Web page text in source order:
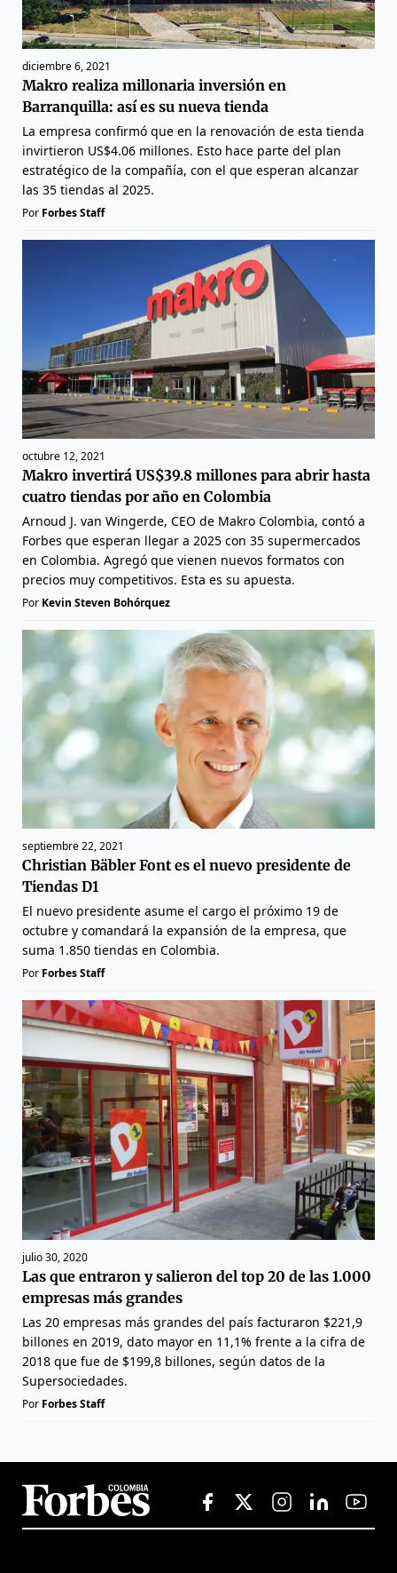
diciembre 6, 2021
Makro realiza millonaria inversión en
Barranquilla: así es su nueva tienda
La empresa confirmó que en la renovación de esta tienda
invirtieron US$4.06 millones. Esto hace parte del plan
estratégico de la compañía, con el que esperan alcanzar
las 35 tiendas al 2025.
Por Forbes Staff
octubre 12, 2021
Makro invertirá US$39.8 millones para abrir hasta
cuatro tiendas por año en Colombia
Arnoud J. van Wingerde, CEO de Makro Colombia, contó a
Forbes que esperan llegar a 2025 con 35 supermercados
en Colombia. Agregó que vienen nuevos formatos con
precios muy competitivos. Esta es su apuesta.
Por Kevin Steven Bohórquez
septiembre 22, 2021
Christian Bäbler Font es el nuevo presidente de
Tiendas D1
El nuevo presidente asume el cargo el próximo 19 de
octubre y comandará la expansión de la empresa, que
suma 1.850 tiendas en Colombia.
Por Forbes Staff
julio 30, 2020
Las que entraron y salieron del top 20 de las 1.000
empresas más grandes
Las 20 empresas más grandes del país facturaron $221,9
billones en 2019, dato mayor en 11,1% frente a la cifra de
2018 que fue de $199,8 billones, según datos de la
Supersociedades.
Por Forbes Staff